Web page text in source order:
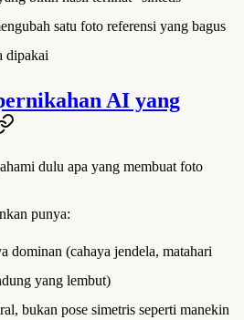
satu foto referensi yang bagus
dipakai
AI yang
dulu apa yang membuat foto
punya:
dominan (cahaya jendela, matahari
yang lembut)
bukan pose simetris seperti manekin